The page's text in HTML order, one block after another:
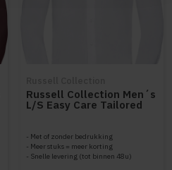
Russell Collection Men´s
L/S Easy Care Tailored
Met of zonder bedrukking
Meer stuks = meer korting
Snelle levering (tot binnen 48u)